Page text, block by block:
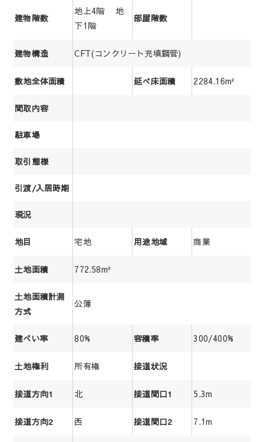
建物階数
地上4階 地
下1階
部屋階数
建物構造 CFT(コンクリート充填鋼管)
敷地全体面積 延べ床面積 2284.16m²
間取内容
駐車場
取引態様
引渡/入居時期
現況
地目 宅地 用途地域 商業
土地面積 772.58m²
土地面積計測
方式
公簿
建ぺい率 80% 容積率 300/400%
土地権利 所有権 接道状況
接道方向1 北 接道間口1 5.3m
接道方向2 西 接道間口2 7.1m